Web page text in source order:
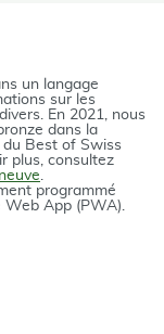
un langage
sur les
En 2021, nous
dans la
du Best of Swiss
plus, consultez
.
programmé
Web App (PWA).